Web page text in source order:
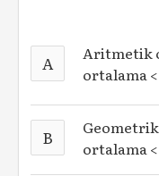
A
Aritmetik
ortalama
B
ortalama